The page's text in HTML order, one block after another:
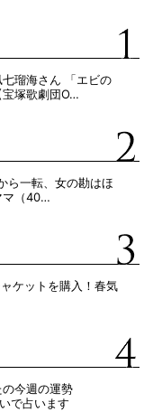
瑠海さん 「エビの
宝塚歌劇団O…
ら一転、女の勘はほ
マ（40…
ケットを購入！春気
今週の運勢
で占います